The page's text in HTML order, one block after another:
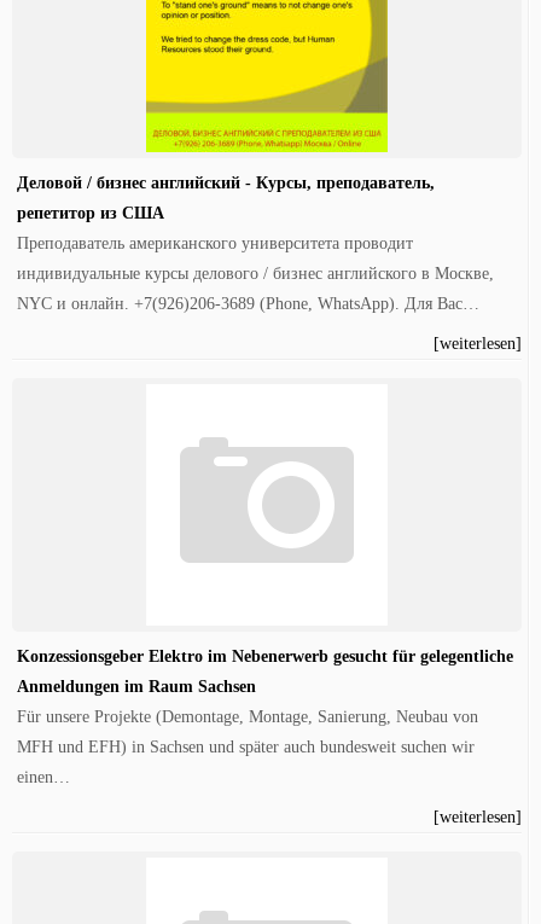
Деловой / бизнес английский - Курсы, преподаватель,
репетитор из США
Преподаватель американского университета проводит
индивидуальные курсы делового / бизнес английского в Москве,
NYC и онлайн. +7(926)206-3689 (Phone, WhatsApp). Для Вас…
[weiterlesen]
Konzessionsgeber Elektro im Nebenerwerb gesucht für gelegentliche
Anmeldungen im Raum Sachsen
Für unsere Projekte (Demontage, Montage, Sanierung, Neubau von
MFH und EFH) in Sachsen und später auch bundesweit suchen wir
einen…
[weiterlesen]